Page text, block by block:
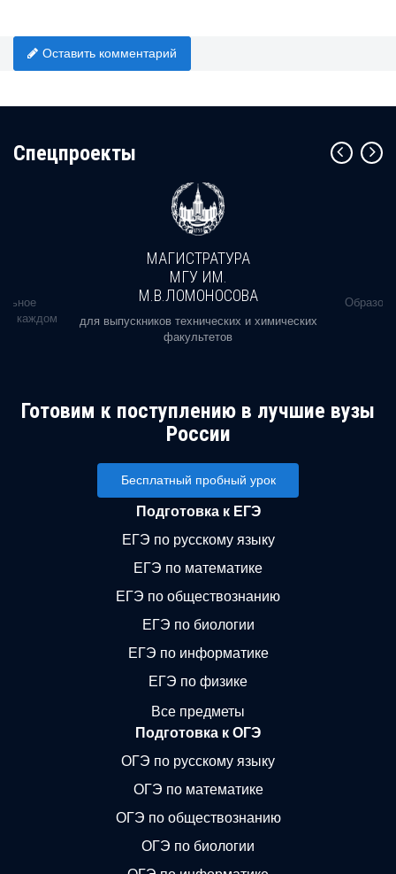
Оставить комментарий
Cпецпроекты
в каждом
МАГИСТРАТУРА
МГУ ИМ.
М.В.ЛОМОНОСОВА
для выпускников технических и химических
факультетов
Готовим к поступлению в лучшие вузы
России
Бесплатный пробный урок
Подготовка к ЕГЭ
ЕГЭ по русскому языку
ЕГЭ по математике
ЕГЭ по обществознанию
ЕГЭ по биологии
ЕГЭ по информатике
ЕГЭ по физике
Все предметы
Подготовка к ОГЭ
ОГЭ по русскому языку
ОГЭ по математике
ОГЭ по обществознанию
ОГЭ по биологии